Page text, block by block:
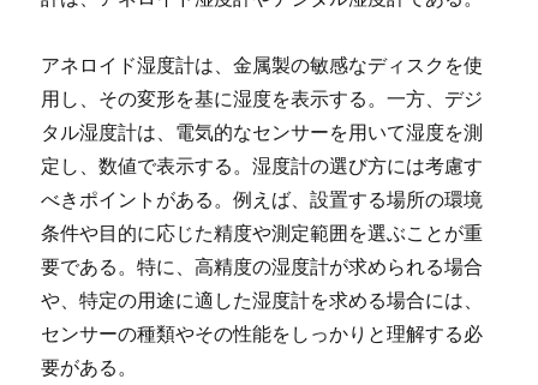
アネロイド湿度計は、金属製の敏感なディスクを使
用し、その変形を基に湿度を表示する。一方、デジ
タル湿度計は、電気的なセンサーを用いて湿度を測
定し、数値で表示する。湿度計の選び方には考慮す
べきポイントがある。例えば、設置する場所の環境
条件や目的に応じた精度や測定範囲を選ぶことが重
要である。特に、高精度の湿度計が求められる場合
や、特定の用途に適した湿度計を求める場合には、
センサーの種類やその性能をしっかりと理解する必
要がある。